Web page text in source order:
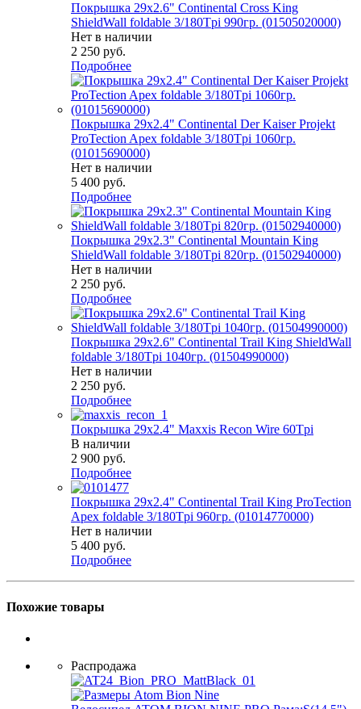
Покрышка 29x2.6" Continental Cross King
ShieldWall foldable 3/180Tpi 990гр. (01505020000)
Нет в наличии
2 250 руб.
Подробнее
Покрышка 29x2.4" Continental Der Kaiser Projekt
ProTection Apex foldable 3/180Tpi 1060гр.
(01015690000)
Нет в наличии
5 400 руб.
Подробнее
Покрышка 29x2.3" Continental Mountain King
ShieldWall foldable 3/180Tpi 820гр. (01502940000)
Нет в наличии
2 250 руб.
Подробнее
Покрышка 29x2.6" Continental Trail King ShieldWall
foldable 3/180Tpi 1040гр. (01504990000)
Нет в наличии
2 250 руб.
Подробнее
Покрышка 29x2.4" Maxxis Recon Wire 60Tpi
В наличии
2 900 руб.
Подробнее
Покрышка 29x2.4" Continental Trail King ProTection
Apex foldable 3/180Tpi 960гр. (01014770000)
Нет в наличии
5 400 руб.
Подробнее
Похожие товары
Распродажа